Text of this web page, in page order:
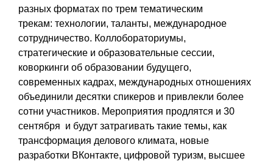
разных форматах по трем тематическим
трекам: технологии, таланты, международное
сотрудничество. Коллобораториумы,
стратегические и образовательные сессии,
коворкинги об образовании будущего,
современных кадрах, международных отношениях
объединили десятки спикеров и привлекли более
сотни участников. Мероприятия продлятся и 30
сентября и будут затрагивать такие темы, как
трансформация делового климата, новые
разработки ВКонтакте, цифровой туризм, высшее